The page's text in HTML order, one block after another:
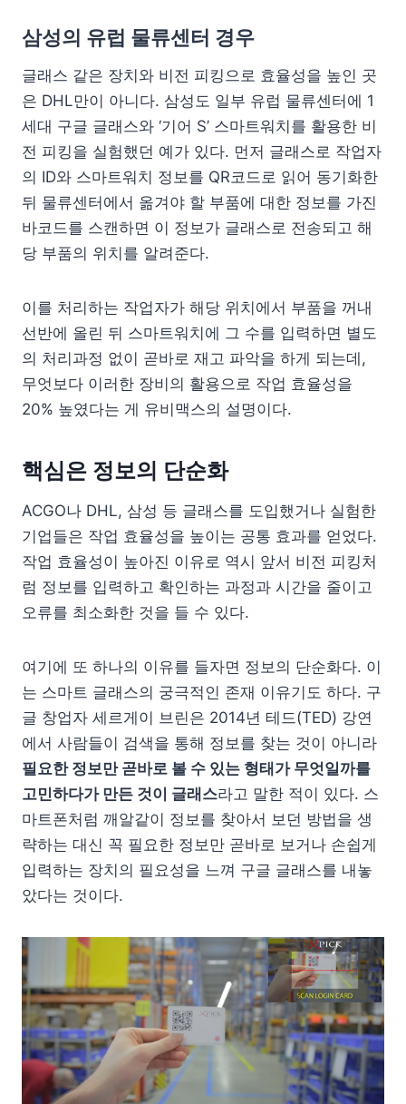
삼성의 유럽 물류센터 경우
글래스 같은 장치와 비전 피킹으로 효율성을 높인 곳
은 DHL만이 아니다. 삼성도 일부 유럽 물류센터에 1
세대 구글 글래스와 ‘기어 S’ 스마트워치를 활용한 비
전 피킹을 실험했던 예가 있다. 먼저 글래스로 작업자
의 ID와 스마트워치 정보를 QR코드로 읽어 동기화한
뒤 물류센터에서 옮겨야 할 부품에 대한 정보를 가진
바코드를 스캔하면 이 정보가 글래스로 전송되고 해
당 부품의 위치를 알려준다.
이를 처리하는 작업자가 해당 위치에서 부품을 꺼내
선반에 올린 뒤 스마트워치에 그 수를 입력하면 별도
의 처리과정 없이 곧바로 재고 파악을 하게 되는데,
무엇보다 이러한 장비의 활용으로 작업 효율성을
20% 높였다는 게 유비맥스의 설명이다.
핵심은 정보의 단순화
ACGO나 DHL, 삼성 등 글래스를 도입했거나 실험한
기업들은 작업 효율성을 높이는 공통 효과를 얻었다.
작업 효율성이 높아진 이유로 역시 앞서 비전 피킹처
럼 정보를 입력하고 확인하는 과정과 시간을 줄이고
오류를 최소화한 것을 들 수 있다.
여기에 또 하나의 이유를 들자면 정보의 단순화다. 이
는 스마트 글래스의 궁극적인 존재 이유기도 하다. 구
글 창업자 세르게이 브린은 2014년 테드(TED) 강연
에서 사람들이 검색을 통해 정보를 찾는 것이 아니라
필요한 정보만 곧바로 볼 수 있는 형태가 무엇일까를
고민하다가 만든 것이 글래스라고 말한 적이 있다. 스
마트폰처럼 깨알같이 정보를 찾아서 보던 방법을 생
략하는 대신 꼭 필요한 정보만 곧바로 보거나 손쉽게
입력하는 장치의 필요성을 느껴 구글 글래스를 내놓
았다는 것이다.